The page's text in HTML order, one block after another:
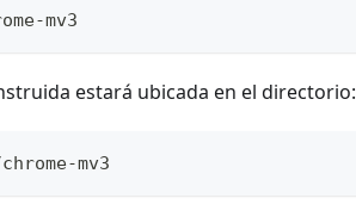
mv3
estará ubicada en el directorio:
mv3